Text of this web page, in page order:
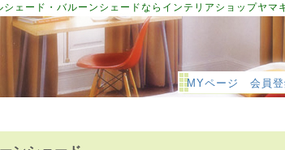
ェード・バルーンシェードならインテリアショップヤマ
MYページ 会員